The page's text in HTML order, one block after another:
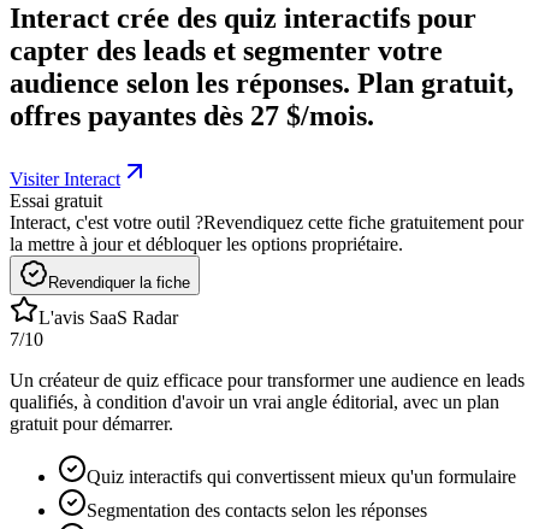
Interact crée des quiz interactifs pour
capter des leads et segmenter votre
audience selon les réponses. Plan gratuit,
offres payantes dès 27 $/mois.
Visiter Interact
Essai gratuit
Interact, c'est votre outil ?Revendiquez cette fiche gratuitement pour
la mettre à jour et débloquer les options propriétaire.
Revendiquer la fiche
L'avis SaaS Radar
7/10
Un créateur de quiz efficace pour transformer une audience en leads
qualifiés, à condition d'avoir un vrai angle éditorial, avec un plan
gratuit pour démarrer.
Quiz interactifs qui convertissent mieux qu'un formulaire
Segmentation des contacts selon les réponses